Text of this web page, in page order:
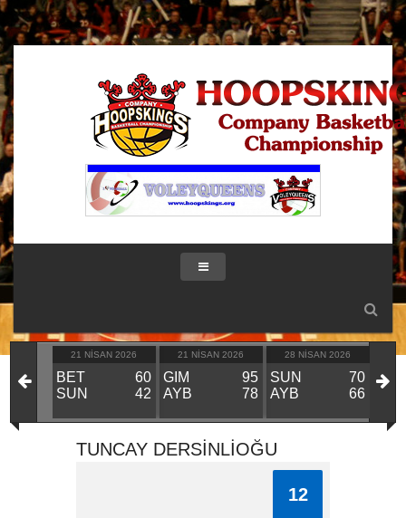
2026
KIN
21 NISAN 2026
BET
60
SUN
42
21 NISAN 2026
GIM
95
AYB
78
28 NISAN 2026
SUN
70
AYB
66
GIM
BET
TUNCAY DERSİNLİOĞU
12